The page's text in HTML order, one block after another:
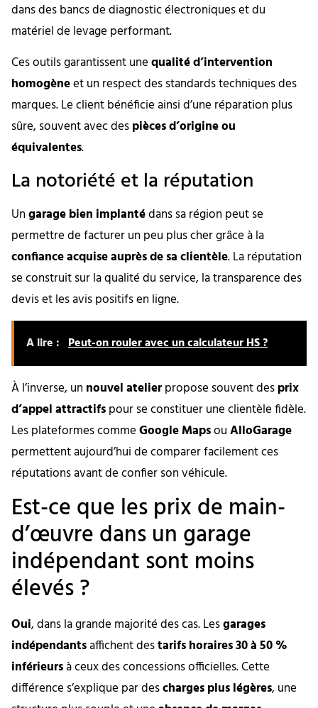
dans des bancs de diagnostic électroniques et du
matériel de levage performant.
Ces outils garantissent unequalité d’intervention
homogèneet un respect des standards techniques des
marques. Le client bénéficie ainsi d’une réparation plus
sûre, souvent avec despièces d’origine ou
équivalentes.
La notoriété et la réputation
Ungarage bien implantédans sa région peut se
permettre de facturer un peu plus cher grâce à la
confiance acquise auprès de sa clientèle. La réputation
se construit sur la qualité du service, la transparence des
devis et les avis positifs en ligne.
A lire : Peut-on rouler avec un calculateur HS ?
À l’inverse, un nouvel atelierpropose souvent desprix
d’appel attractifspour se constituer une clientèle fidèle.
Les plateformes commeGoogle MapsouAlloGarage
permettent aujourd’hui de comparer facilement ces
réputations avant de confier son véhicule.
Est-ce que les prix de main-
d’œuvre dans un garage
indépendant sont moins
élevés ?
Oui, dans la grande majorité des cas. Lesgarages
indépendantsaffichent destarifs horaires 30 à 50 %
inférieursà ceux des concessions officielles. Cette
différence s’explique par descharges plus légères, une